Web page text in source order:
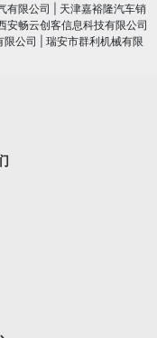
有限公司
天津嘉裕隆汽车销
安畅云创客信息科技有限公司
限公司
瑞安市群利机械有限